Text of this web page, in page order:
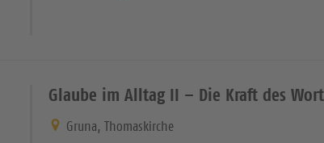
Glaube im Alltag II – Die Kraft des
Gruna, Thomaskirche